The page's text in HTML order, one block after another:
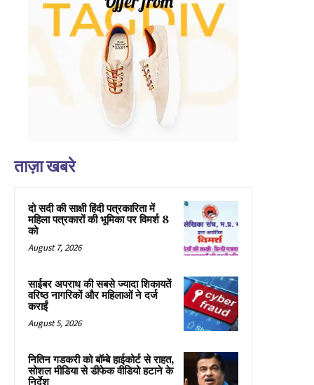
ताज़ा खबरे
दो सदी की साक्षी हिंदी पत्रकारिता में
महिला पत्रकारों की भूमिका पर विमर्श 8
को
August 7, 2026
साईबर अपराध की सबसे ज्यादा शिकायतें
वरिष्ठ नागरिकों और महिलाओं ने दर्ज
कराईं
August 5, 2026
नितिन गडकरी को बॉम्बे हाईकोर्ट से राहत,
सोशल मीडिया से डीफेक वीडियो हटाने के